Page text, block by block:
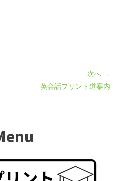
次へ →
英会話プリント道案内